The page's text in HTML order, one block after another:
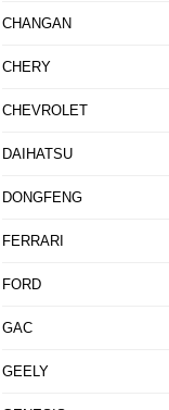
CHANGAN
CHERY
CHEVROLET
DAIHATSU
DONGFENG
FERRARI
FORD
GAC
GEELY